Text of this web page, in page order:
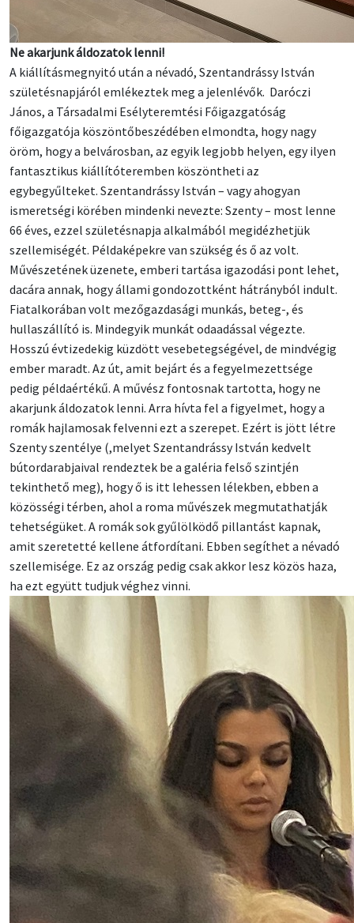
Ne akarjunk áldozatok lenni!
A kiállításmegnyitó után a névadó, Szentandrássy István
születésnapjáról emlékeztek meg a jelenlévők. Daróczi
János, a Társadalmi Esélyteremtési Főigazgatóság
főigazgatója köszöntőbeszédében elmondta, hogy nagy
öröm, hogy a belvárosban, az egyik legjobb helyen, egy ilyen
fantasztikus kiállítóteremben köszöntheti az
egybegyűlteket. Szentandrássy István – vagy ahogyan
ismeretségi körében mindenki nevezte: Szenty – most lenne
66 éves, ezzel születésnapja alkalmából megidézhetjük
szellemiségét. Példaképekre van szükség és ő az volt.
Művészetének üzenete, emberi tartása igazodási pont lehet,
dacára annak, hogy állami gondozottként hátrányból indult.
Fiatalkorában volt mezőgazdasági munkás, beteg-, és
hullaszállító is. Mindegyik munkát odaadással végezte.
Hosszú évtizedekig küzdött vesebetegségével, de mindvégig
ember maradt. Az út, amit bejárt és a fegyelmezettsége
pedig példaértékű. A művész fontosnak tartotta, hogy ne
akarjunk áldozatok lenni. Arra hívta fel a figyelmet, hogy a
romák hajlamosak felvenni ezt a szerepet. Ezért is jött létre
Szenty szentélye (,melyet Szentandrássy István kedvelt
bútordarabjaival rendeztek be a galéria felső szintjén
tekinthető meg), hogy ő is itt lehessen lélekben, ebben a
közösségi térben, ahol a roma művészek megmutathatják
tehetségüket. A romák sok gyűlölködő pillantást kapnak,
amit szeretetté kellene átfordítani. Ebben segíthet a névadó
szellemisége. Ez az ország pedig csak akkor lesz közös haza,
ha ezt együtt tudjuk véghez vinni.